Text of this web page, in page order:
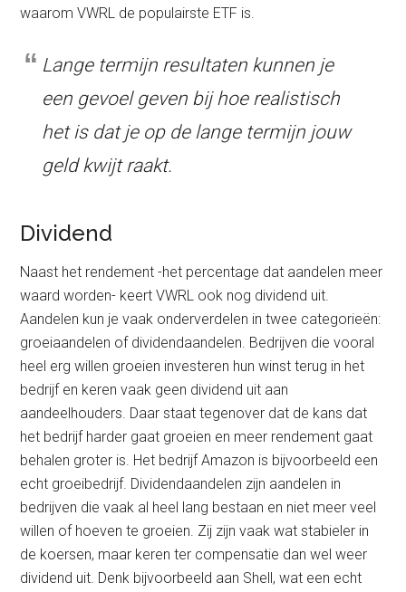
waarom VWRL de populairste ETF is.
Lange termijn resultaten kunnen je
een gevoel geven bij hoe realistisch
het is dat je op de lange termijn jouw
geld kwijt raakt.
Dividend
Naast het rendement -het percentage dat aandelen meer
waard worden- keert VWRL ook nog dividend uit.
Aandelen kun je vaak onderverdelen in twee categorieën:
groeiaandelen of dividendaandelen. Bedrijven die vooral
heel erg willen groeien investeren hun winst terug in het
bedrijf en keren vaak geen dividend uit aan
aandeelhouders. Daar staat tegenover dat de kans dat
het bedrijf harder gaat groeien en meer rendement gaat
behalen groter is. Het bedrijf Amazon is bijvoorbeeld een
echt groeibedrijf. Dividendaandelen zijn aandelen in
bedrijven die vaak al heel lang bestaan en niet meer veel
willen of hoeven te groeien. Zij zijn vaak wat stabieler in
de koersen, maar keren ter compensatie dan wel weer
dividend uit. Denk bijvoorbeeld aan Shell, wat een echt